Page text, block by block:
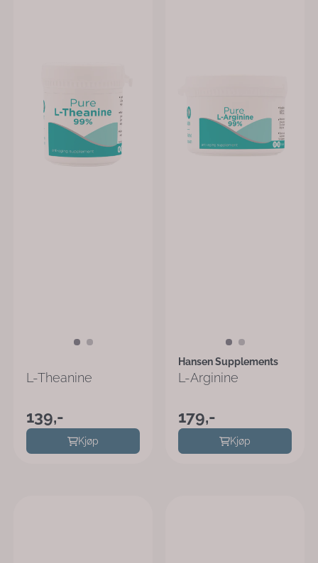
L-Theanine
139,-
Kjøp
Hansen Supplements
L-Arginine
179,-
Kjøp